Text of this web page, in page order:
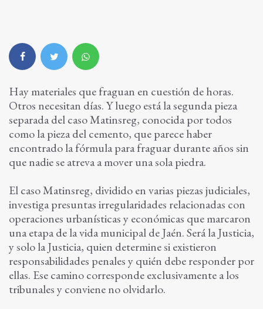
Hay materiales que fraguan en cuestión de horas.
Otros necesitan días. Y luego está la segunda pieza
separada del caso Matinsreg, conocida por todos
como la pieza del cemento, que parece haber
encontrado la fórmula para fraguar durante años sin
que nadie se atreva a mover una sola piedra.
El caso Matinsreg, dividido en varias piezas judiciales,
investiga presuntas irregularidades relacionadas con
operaciones urbanísticas y económicas que marcaron
una etapa de la vida municipal de Jaén. Será la Justicia,
y solo la Justicia, quien determine si existieron
responsabilidades penales y quién debe responder por
ellas. Ese camino corresponde exclusivamente a los
tribunales y conviene no olvidarlo.